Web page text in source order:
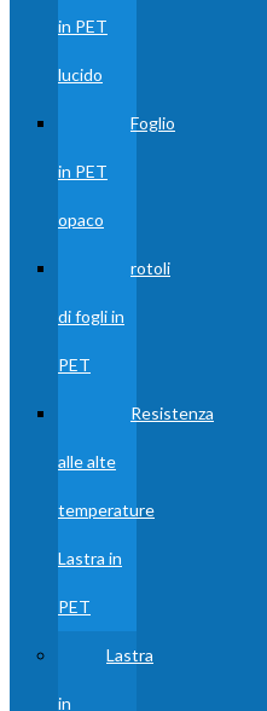
in PET
lucido
Foglio
in PET
opaco
rotoli
di fogli in
PET
Resistenza
alle alte
temperature
Lastra in
PET
Lastra
in